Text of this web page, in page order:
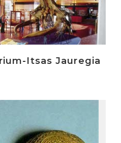
Itsas Jauregia